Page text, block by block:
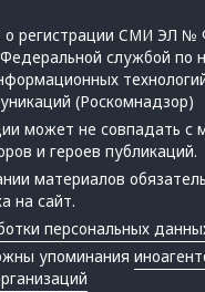
о регистрации СМИ ЭЛ №
службой по
(Роскомнадзор)
может не совпадать с
и героев публикаций.
материалов
на сайт.
персональных
упоминания